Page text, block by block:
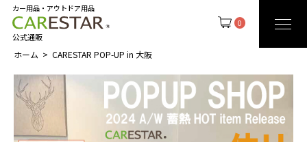
0
カー用品・アウトドア用品
公式通販
ホーム CARESTAR POP-UP in 大阪